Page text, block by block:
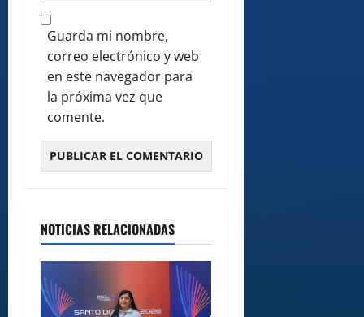
Guarda mi nombre,
correo electrónico y web
en este navegador para
la próxima vez que
comente.
NOTICIAS RELACIONADAS